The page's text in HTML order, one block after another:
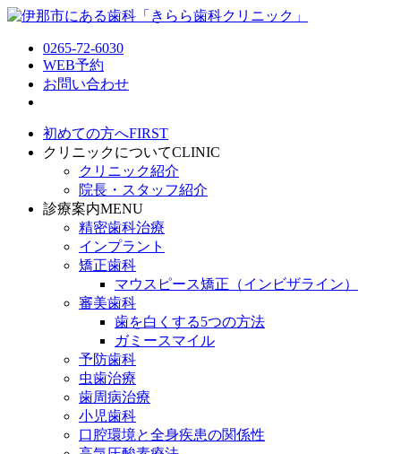
0265-72-6030
WEB予約
お問い合わせ
初めての方へFIRST
クリニックについてCLINIC
クリニック紹介
院長・スタッフ紹介
診療案内MENU
精密歯科治療
インプラント
矯正歯科
マウスピース矯正（インビザライン）
審美歯科
歯を白くする5つの方法
ガミースマイル
予防歯科
虫歯治療
歯周病治療
小児歯科
口腔環境と全身疾患の関係性